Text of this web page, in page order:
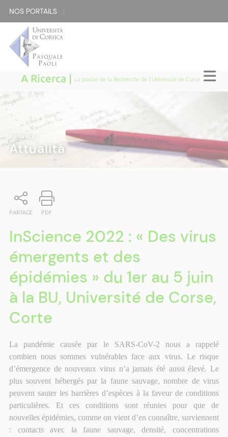
NOS PORTAILS :
A Ricerca | Le portail de la Recherche de l'Université de Corse
A RICERCA
Attualità
PARTAGE PDF
InScience 2022 : « Des virus
émergents et des
épidémies » du 1er au 5 juin
à la BU, Université de Corse,
Corte
La pandémie causée par le SARS-CoV-2 nous a rappelé
combien nous sommes vulnérables face aux virus. Le risque
d’émergence de nouveaux virus n’a jamais été aussi élevé. Le
plus souvent hébergés par la faune sauvage, nombre de virus
peuvent sauter les barrières d’espèces à la faveur de conditions
particulières. Et ces conditions sont réunies pour que de
nouvelles épidémies, comme on vient d’en connaître, surviennent
: contacts avec la faune sauvage, densité, concentrations